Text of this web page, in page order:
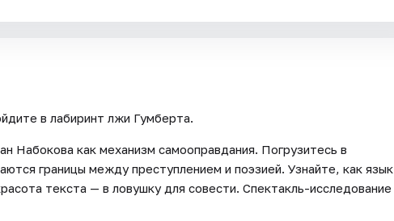
в лабиринт лжи Гумберта.
Набокова как механизм самооправдания. Погрузитесь в
границы между преступлением и поэзией. Узнайте, как язык
текста — в ловушку для совести. Спектакль-исследование